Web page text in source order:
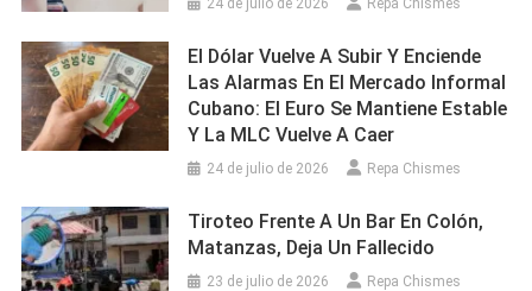
El Dólar Vuelve A Subir Y Enciende
Las Alarmas En El Mercado Informal
Cubano: El Euro Se Mantiene Estable
Y La MLC Vuelve A Caer
24 de julio de 2026 Repa Chismes
Tiroteo Frente A Un Bar En Colón,
Matanzas, Deja Un Fallecido
23 de julio de 2026 Repa Chismes